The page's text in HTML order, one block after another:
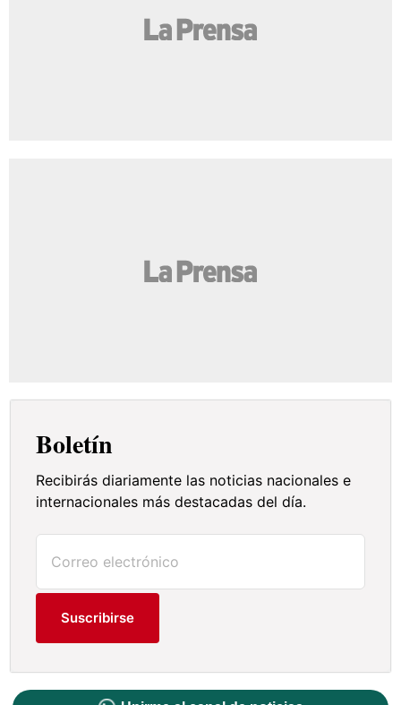
Boletín
Recibirás diariamente las noticias nacionales e
internacionales más destacadas del día.
Suscribirse